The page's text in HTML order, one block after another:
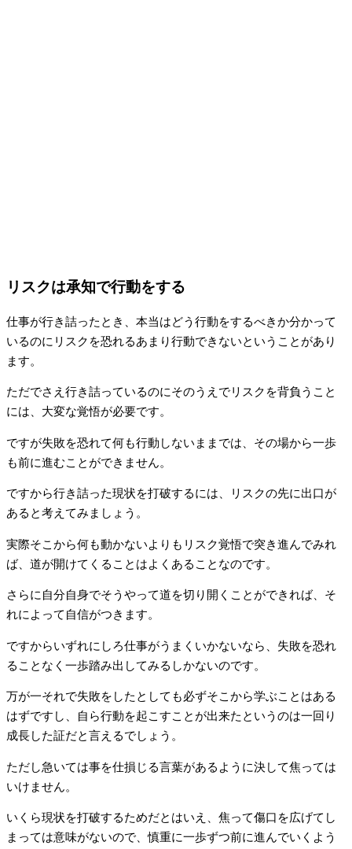
リスクは承知で行動をする
仕事が行き詰ったとき、本当はどう行動をするべきか分かって
いるのにリスクを恐れるあまり行動できないということがあり
ます。
ただでさえ行き詰っているのにそのうえでリスクを背負うこと
には、大変な覚悟が必要です。
ですが失敗を恐れて何も行動しないままでは、その場から一歩
も前に進むことができません。
ですから行き詰った現状を打破するには、リスクの先に出口が
あると考えてみましょう。
実際そこから何も動かないよりもリスク覚悟で突き進んでみれ
ば、道が開けてくることはよくあることなのです。
さらに自分自身でそうやって道を切り開くことができれば、そ
れによって自信がつきます。
ですからいずれにしろ仕事がうまくいかないなら、失敗を恐れ
ることなく一歩踏み出してみるしかないのです。
万が一それで失敗をしたとしても必ずそこから学ぶことはある
はずですし、自ら行動を起こすことが出来たというのは一回り
成長した証だと言えるでしょう。
ただし急いては事を仕損じる言葉があるように決して焦っては
いけません。
いくら現状を打破するためだとはいえ、焦って傷口を広げてし
まっては意味がないので、慎重に一歩ずつ前に進んでいくよう